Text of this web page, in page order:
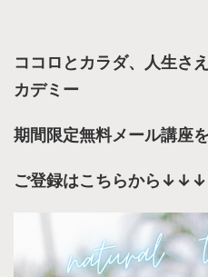
ココロとカラダ、人生さ
カデミー
期間限定無料メール講座
ご登録はこちらから↓↓↓